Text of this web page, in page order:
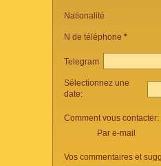
Nationalité
N de téléphone *
Telegram
Sélectionnez une
date:
Comment vous contacter:
Par e-mail
Vos commentaires et